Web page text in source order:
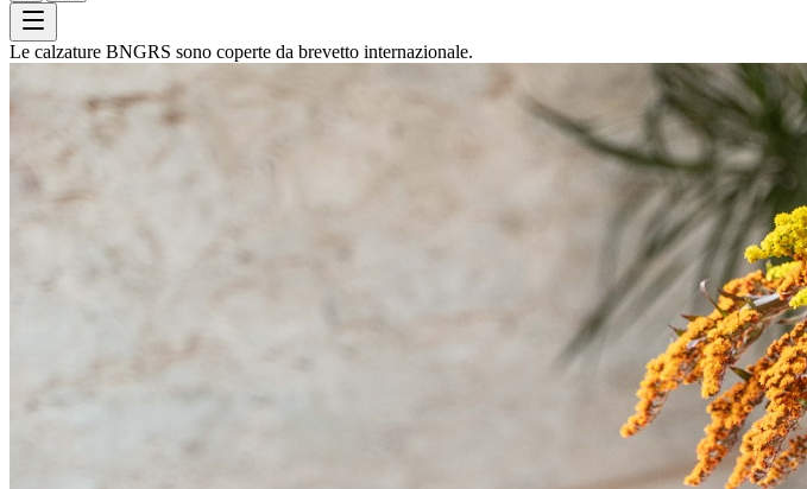
Le calzature BNGRS sono coperte da brevetto internazionale.